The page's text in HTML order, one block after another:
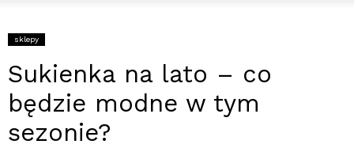
sklepy
Sukienka na lato – co
będzie modne w tym
sezonie?